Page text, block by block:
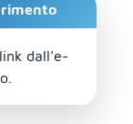
dall’e-